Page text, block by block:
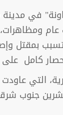
في
ومظاهرات،
بمقتل
كامل على
جنوب